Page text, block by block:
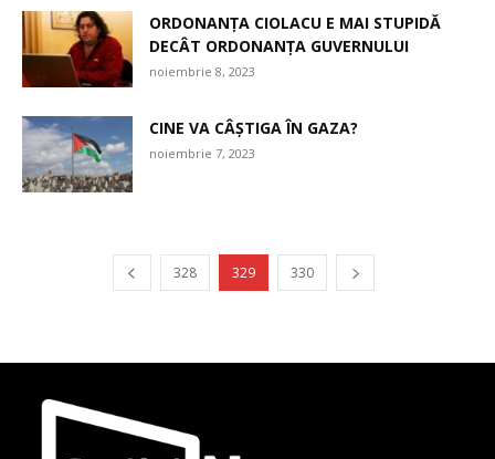
ORDONANȚA CIOLACU E MAI STUPIDĂ
DECÂT ORDONANȚA GUVERNULUI
noiembrie 8, 2023
CINE VA CÂȘTIGA ÎN GAZA?
noiembrie 7, 2023
328 329 330